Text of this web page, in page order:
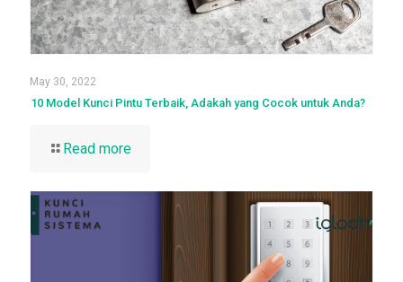
May 30, 2022
10 Model Kunci Pintu Terbaik, Adakah yang Cocok untuk Anda?
Read more